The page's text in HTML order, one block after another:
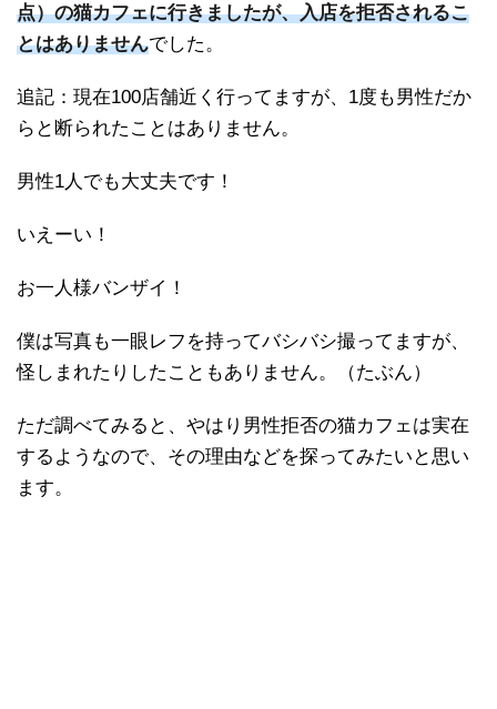
点）の猫カフェに行きましたが、入店を拒否されるこ
とはありませんでした。
追記：現在100店舗近く行ってますが、1度も男性だか
らと断られたことはありません。
男性1人でも大丈夫です！
いえーい！
お一人様バンザイ！
僕は写真も一眼レフを持ってバシバシ撮ってますが、
怪しまれたりしたこともありません。（たぶん）
ただ調べてみると、やはり男性拒否の猫カフェは実在
するようなので、その理由などを探ってみたいと思い
ます。